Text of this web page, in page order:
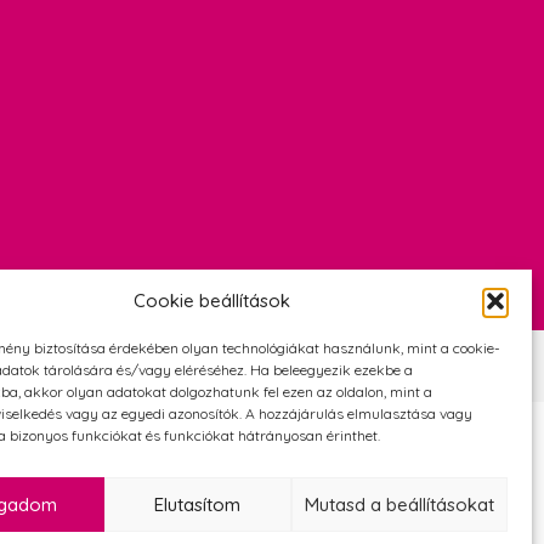
Cookie beállítások
biztosítása érdekében olyan technológiákat használunk, mint a cookie-
tárolására és/vagy eléréséhez. Ha beleegyezik ezekbe a
akkor olyan adatokat dolgozhatunk fel ezen az oldalon, mint a
vagy az egyedi azonosítók. A hozzájárulás elmulasztása vagy
bizonyos funkciókat és funkciókat hátrányosan érinthet.
Elutasítom Mutasd a beállításokat
FeltételekAdatvédelmi és cookie tájékoztató